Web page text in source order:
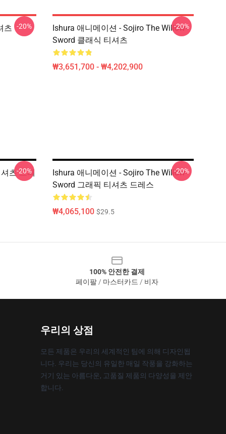
츠 -20%
Ishura 애니메이션 - Sojiro The Willow-
Sword 클래식 티셔츠
₩3,651,700 - ₩4,202,900
-20%
츠 드레
-20%
Ishura 애니메이션 - Sojiro The Willow-
Sword 그래픽 티셔츠 드레스
₩4,065,100 $29.5
-20%
100% 안전한 결제
페이팔 / 마스터카드 / 비자
우리의 상점
모든 제품은 우리의 세계적인 팀에 의해 디자인됩
니다. 우리는 당신의 유일한 매일 작풍을 강화하는
거기 있는 아름다운, 고품질 제품의 다양성을 제안
합니다.